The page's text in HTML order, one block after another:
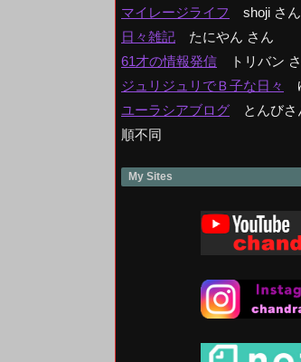
マイレージライフ
shoji さん
日々雑記 たにやん さん
61才の情報発信 トリバン
ジュリジュリでＢ子な日々
ユーラシアブログ とんびさ
順不同
My Sites